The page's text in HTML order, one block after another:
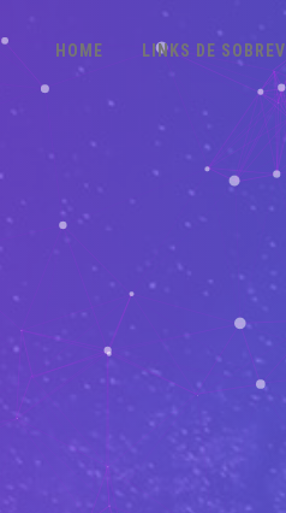
HOME LINKS DE